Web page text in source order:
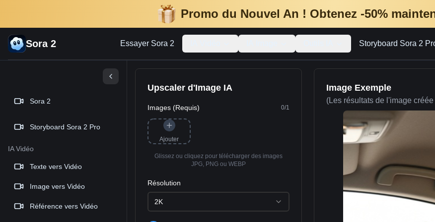
Promo du Nouvel An ! Obtenez -50%
Sora 2 Essayer Sora 2 Storyboard Sora 2
Sora 2
Storyboard Sora 2 Pro
IA Vidéo
Texte vers Vidéo
Image vers Vidéo
Référence vers Vidéo
Upscaler d'Image IA
Images (Requis) 0/1
Ajouter
Glissez ou cliquez pour télécharger des images
JPG, PNG ou WEBP
Résolution
2K
Image Exemple
(Les résultats de l'image